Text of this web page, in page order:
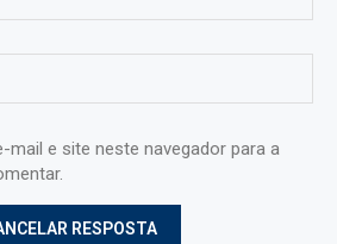
mail e site neste navegador para a